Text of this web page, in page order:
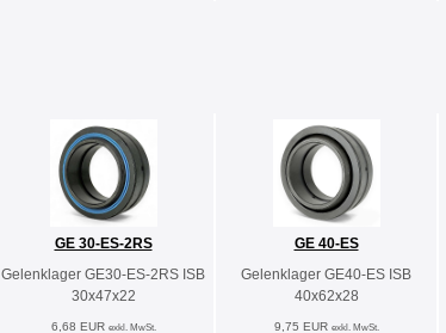
GE 30-ES-2RS
Gelenklager GE30-ES-2RS ISB
30x47x22
6,68 EUR exkl. MwSt.
GE 40-ES
Gelenklager GE40-ES ISB
40x62x28
9,75 EUR exkl. MwSt.